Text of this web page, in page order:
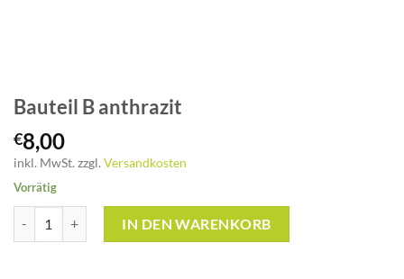
Bauteil B anthrazit
€8,00
inkl. MwSt. zzgl. Versandkosten
Vorrätig
IN DEN WARENKORB